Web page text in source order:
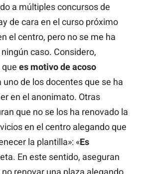
a múltiples concursos de
de cara en el curso próximo
el centro, pero no se me ha
caso. Considero,
es motivo de acoso
uno de los docentes que se ha
en el anonimato. Otras
que no se los ha renovado la
en el centro alegando que
la plantilla»: «Es
En este sentido, aseguran
renovar una plaza alegando